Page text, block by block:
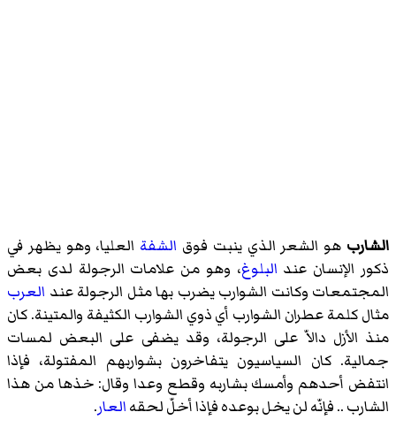
الشارب هو الشعر الذي ينبت فوق الشفة العليا، وهو يظهر في
ذكور الإنسان عند البلوغ، وهو من علامات الرجولة لدى بعض
المجتمعات وكانت الشوارب يضرب بها مثل الرجولة عند العرب
مثال كلمة عطران الشوارب أي ذوي الشوارب الكثيفة والمتينة. كان
منذ الأزل دالاّ على الرجولة، وقد يضفى على البعض لمسات
جمالية. كان السياسيون يتفاخرون بشواربهم المفتولة، فإذا
انتفض أحدهم وأمسك بشاربه وقطع وعدا وقال: خذها من هذا
الشارب .. فإنّه لن يخل بوعده فإذا أخلّ لحقهالعار.